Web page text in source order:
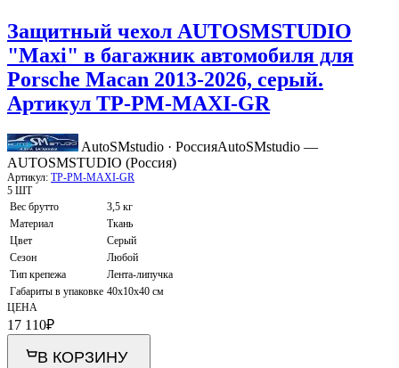
Защитный чехол AUTOSMSTUDIO
"Maxi" в багажник автомобиля для
Porsche Macan 2013-2026, серый.
Артикул TP-PM-MAXI-GR
AutoSMstudio · РоссияAutoSMstudio —
AUTOSMSTUDIO (Россия)
Артикул: TP-PM-MAXI-GR
5 ШТ
Вес брутто
3,5 кг
Материал
Ткань
Цвет
Серый
Сезон
Любой
Тип крепежа
Лента-липучка
Габариты в упаковке 40х10х40 см
ЦЕНА
17 110₽
В КОРЗИНУ